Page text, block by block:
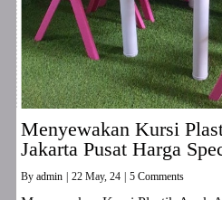
Menyewakan Kursi
Jakarta Pusat Harga
By admin | 22 May, 24 | 5 Comments